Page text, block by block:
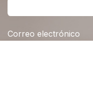
Correo electrónico